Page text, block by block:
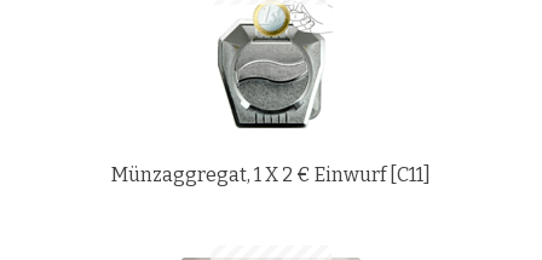
Münzaggregat, 1 X 2 € Einwurf [C11]